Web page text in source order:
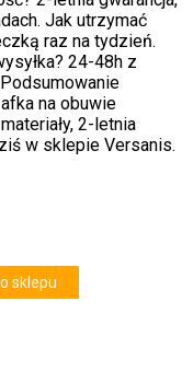
Jak utrzymać
raz na tydzień.
24-48h z
na obuwie
2-letnia
w sklepie Versanis.
sklepu